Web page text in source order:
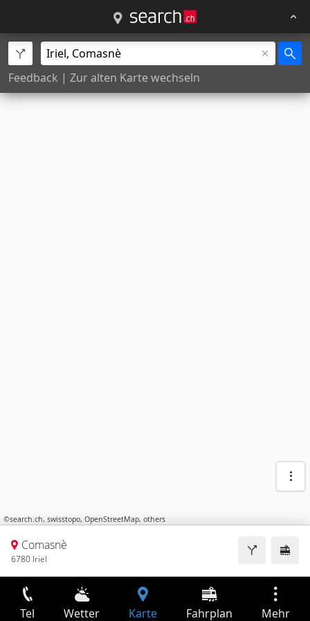
Feedback | Zur alten Karte wechseln
©search.ch, swisstopo, OpenStreetMap, others
Comasnè
6780 Iriel
Tel Wetter Karte Fahrplan Mehr